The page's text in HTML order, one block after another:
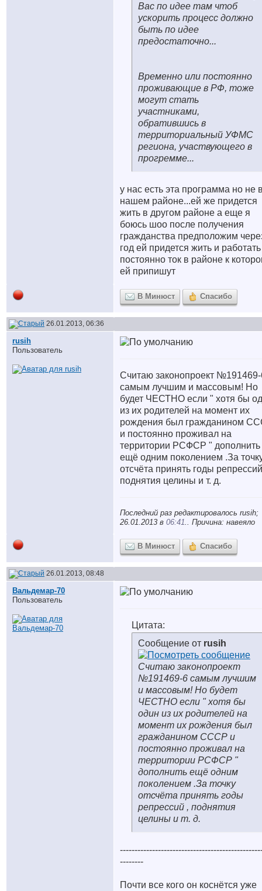
Вас по идее там чтоб
ускорить процесс должно
быть по идее
предостаточно...
Временно или постоянно
проживающие в РФ, тоже
могут стать
участниками,
обратившись в
территориальный УФМС
региона, участвующего в
прогремме...
у нас есть эта программа но не
нашем районе...ей же придется
жить в другом районе а еще я
боюсь шоо после получения
гражданства предположим
год ей придется жить и работать
постоянно ток в районе к
ей припишут
В Минюст Спасибо
26.01.2013, 06:36
rusih
Пользователь
Считаю законопроект
самым лучшим и массовым! Но
будет ЧЕСТНО если " хотя бы
из их родителей на момент их
рождения был гражданином
и постоянно проживал на
территории РСФСР " дополнить
ещё одним поколением .За
отсчёта принять годы
поднятия целины и т. д.
Последний раз редактировалось rusih;
26.01.2013 в 06:41.. Причина: навеяло
В Минюст Спасибо
26.01.2013, 08:48
Вальдемар-70
Пользователь
Цитата:
Сообщение от rusih
Считаю законопроект
№191469-6 самым лучшим
и массовым! Но будет
ЧЕСТНО если " хотя бы
один из их родителей на
момент их рождения был
гражданином СССР и
постоянно проживал на
территории РСФСР "
дополнить ещё одним
поколением .За точку
отсчёта принять годы
репрессий , поднятия
целины и т. д.
--------
Почти все кого он коснётся уже